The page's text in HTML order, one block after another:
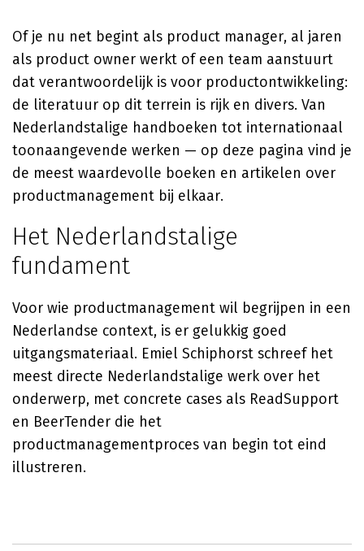
Of je nu net begint als product manager, al jaren
als product owner werkt of een team aanstuurt
dat verantwoordelijk is voor productontwikkeling:
de literatuur op dit terrein is rijk en divers. Van
Nederlandstalige handboeken tot internationaal
toonaangevende werken — op deze pagina vind je
de meest waardevolle boeken en artikelen over
productmanagement bij elkaar.
Het Nederlandstalige
fundament
Voor wie productmanagement wil begrijpen in een
Nederlandse context, is er gelukkig goed
uitgangsmateriaal. Emiel Schiphorst schreef het
meest directe Nederlandstalige werk over het
onderwerp, met concrete cases als ReadSupport
en BeerTender die het
productmanagementproces van begin tot eind
illustreren.